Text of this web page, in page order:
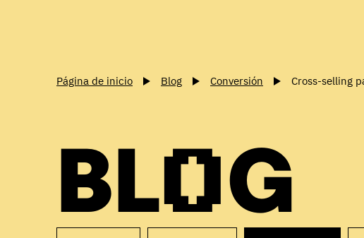
Página de inicio Blog Conversión Cross-selling
BLOG